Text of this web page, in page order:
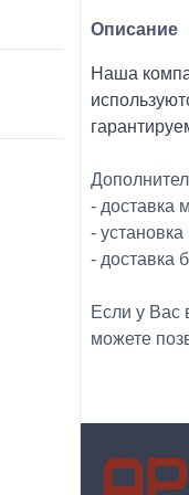
Описание
Наша
- доставка
-
- доставка
Если у Вас
можете